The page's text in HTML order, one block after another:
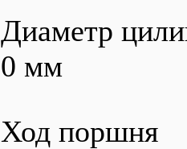
Диаметр
0 мм
Ход поршня